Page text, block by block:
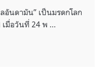
อันดามัน” เป็นมรดกโลก
เมื่อวันที่ 24 พ …
อันดามัน จึงเหมาะกับการเป็น “